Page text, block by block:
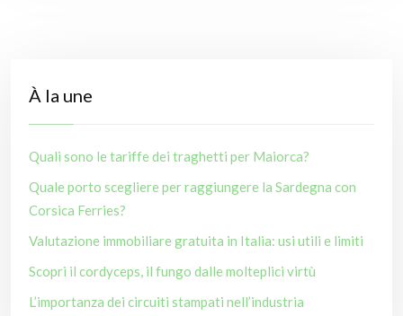
À la une
Quali sono le tariffe dei traghetti per Maiorca?
Quale porto scegliere per raggiungere la Sardegna con
Corsica Ferries?
Valutazione immobiliare gratuita in Italia: usi utili e limiti
Scopri il cordyceps, il fungo dalle molteplici virtù
L’importanza dei circuiti stampati nell’industria